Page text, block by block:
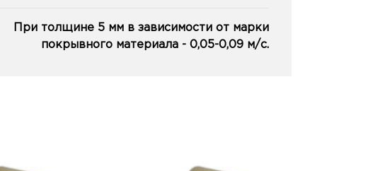
При толщине 5 мм в зависимости от марки
покрывного материала - 0,05-0,09 м/с.